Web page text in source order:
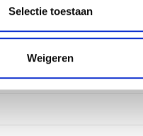
gegevens combineren
ze heeft verstrekt of die ze
van uw gebruik van hun
Selectie toestaan
Weigeren